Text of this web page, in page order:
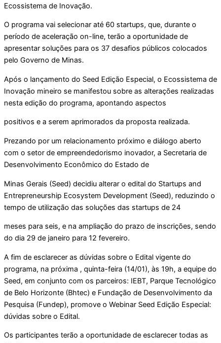
Ecossistema de Inovação.
O programa vai selecionar até 60 startups, que, durante o
período de aceleração on-line, terão a oportunidade de
apresentar soluções para os 37 desafios públicos colocados
pelo Governo de Minas.
Após o lançamento do Seed Edição Especial, o Ecossistema de
Inovação mineiro se manifestou sobre as alterações realizadas
nesta edição do programa, apontando aspectos
positivos e a serem aprimorados da proposta realizada.
Prezando por um relacionamento próximo e diálogo aberto
com o setor de empreendedorismo inovador, a Secretaria de
Desenvolvimento Econômico do Estado de
Minas Gerais (Seed) decidiu alterar o edital do Startups and
Entrepreneurship Ecosystem Development (Seed), reduzindo o
tempo de utilização das soluções das startups de 24
meses para seis, e na ampliação do prazo de inscrições, sendo
do dia 29 de janeiro para 12 fevereiro.
A fim de esclarecer as dúvidas sobre o Edital vigente do
programa, na próxima , quinta-feira (14/01), às 19h, a equipe do
Seed, em conjunto com os parceiros: IEBT, Parque Tecnológico
de Belo Horizonte (Bhtec) e Fundação de Desenvolvimento da
Pesquisa (Fundep), promove o Webinar Seed Edição Especial:
dúvidas sobre o Edital.
Os participantes terão a oportunidade de esclarecer todas as